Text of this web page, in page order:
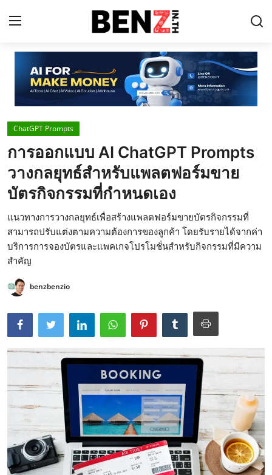
Home
Contact
AI Tools
ChatGPT Prompts
ข่าว AI รอบโลก
คอร์สเรียน ChatGPT
ChatGPT Prompts
การออกแบบ AI ChatGPT Prompts
วางกลยุทธ์สำหรับแพลตฟอร์มขาย
บัตรกิจกรรมที่กำหนดเอง
แนวทางการวางกลยุทธ์เพื่อสร้างแพลตฟอร์มขายบัตรกิจกรรมที่
สามารถปรับแต่งตามความต้องการของลูกค้า โดยรับรายได้จากค่า
บริการการจองบัตรและแพคเกจโปรโมชั่นสำหรับกิจกรรมที่มีความ
สำคัญ
benzbenzio